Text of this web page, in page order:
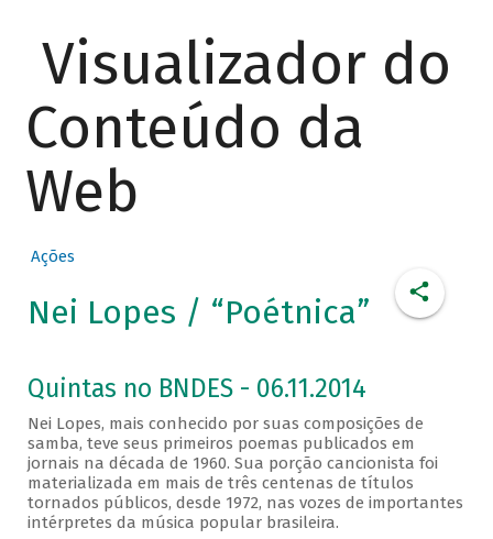
Visualizador do
Conteúdo da
Web
Ações
Nei Lopes / “Poétnica”
Quintas no BNDES - 06.11.2014
Nei Lopes, mais conhecido por suas composições de
samba, teve seus primeiros poemas publicados em
jornais na década de 1960. Sua porção cancionista foi
materializada em mais de três centenas de títulos
tornados públicos, desde 1972, nas vozes de importantes
intérpretes da música popular brasileira.